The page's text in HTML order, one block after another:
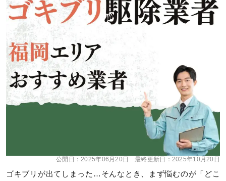
公開日：2025年06月20日 最終更新日： 2025年10月20日
ゴキブリが出てしまった…そんなとき、まず悩むのが「どこ